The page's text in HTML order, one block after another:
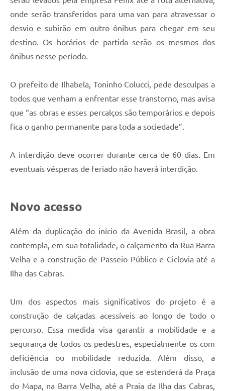
onde serão transferidos para uma van para atravessar o
desvio e subirão em outro ônibus para chegar em seu
destino. Os horários de partida serão os mesmos dos
ônibus nesse período.
O prefeito de Ilhabela, Toninho Colucci, pede desculpas a
todos que venham a enfrentar esse transtorno, mas avisa
que “as obras e esses percalços são temporários e depois
fica o ganho permanente para toda a sociedade”.
A interdição deve ocorrer durante cerca de 60 dias. Em
eventuais vésperas de feriado não haverá interdição.
Novo acesso
Além da duplicação do início da Avenida Brasil, a obra
contempla, em sua totalidade, o calçamento da Rua Barra
Velha e a construção de Passeio Público e Ciclovia até a
Ilha das Cabras.
Um dos aspectos mais significativos do projeto é a
construção de calçadas acessíveis ao longo de todo o
percurso. Essa medida visa garantir a mobilidade e a
segurança de todos os pedestres, especialmente os com
deficiência ou mobilidade reduzida. Além disso, a
inclusão de uma nova ciclovia, que se estenderá da Praça
do Mapa, na Barra Velha, até a Praia da Ilha das Cabras,